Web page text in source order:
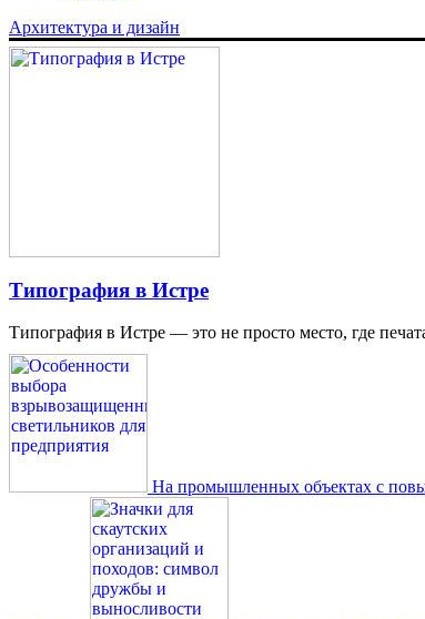
Архитектура и дизайн
Типография в Истре
Типография в Истре — это не просто место, где
На промышленных объектах с